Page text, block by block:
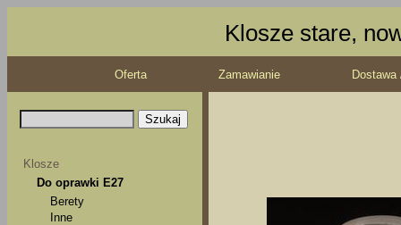
Klosze stare,
Oferta Zamawianie
Klosze
Do oprawki E27
Berety
Inne